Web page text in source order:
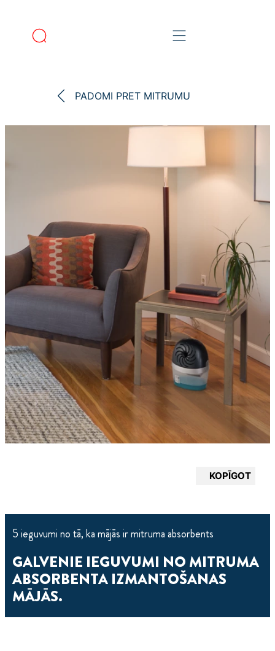
PADOMI PRET MITRUMU
KOPĪGOT
5 ieguvumi no tā, ka mājās ir mitruma absorbents
GALVENIE IEGUVUMI NO MITRUMA
ABSORBENTA IZMANTOŠANAS
MĀJĀS.